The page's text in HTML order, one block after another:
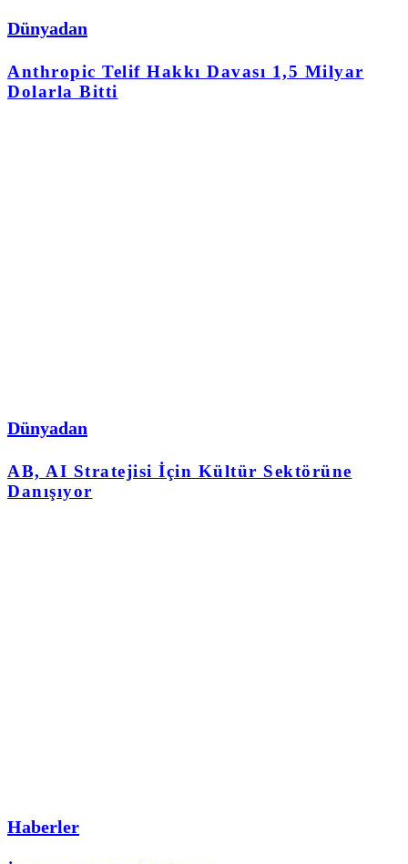
Dünyadan
Anthropic Telif Hakkı Davası 1,5 Milyar
Dolarla Bitti
Dünyadan
AB, AI Stratejisi İçin Kültür Sektörüne
Danışıyor
Haberler